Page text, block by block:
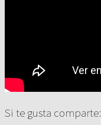
Si te gusta comparte: